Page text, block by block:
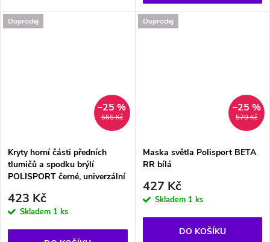
Doprodej
565 Kč
–25 %
Kryty horní části předních
tlumičů a spodku brýlí
POLISPORT černé, univerzální
423 Kč
Skladem 1 ks
Doprodej
570 Kč
–25 %
Maska světla Polisport BETA
RR bílá
427 Kč
Skladem 1 ks
DO KOŠÍKU